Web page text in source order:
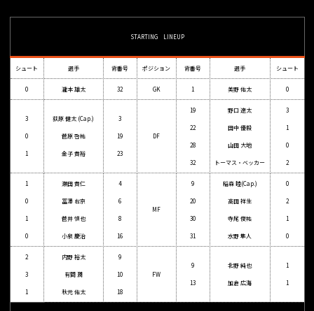
STARTING LINEUP
シュート 選手 背番号 ポジション 背番号 選手 シュート
0 瀧本 雄太 32 GK 1 美野 佑太 0
3
0
1
荻原 健太 (Cap.)
菅原 啓祐
金子 貴裕
3
19
23
DF
19
22
28
32
野口 遼太
田中 優毅
山田 大地
トーマス・ベッカー
3
1
0
2
1
0
1
0
瀬田 貴仁
冨澤 右京
菅井 慎也
小泉 慶治
4
6
8
16
MF
9
20
30
31
稲森 睦(Cap.)
高田 祥生
寺尾 俊祐
水野 隼人
0
2
1
0
2
3
1
内野 裕太
有間 潤
秋元 佑太
9
10
18
FW
9
13
北野 純也
加倉 広海
1
1